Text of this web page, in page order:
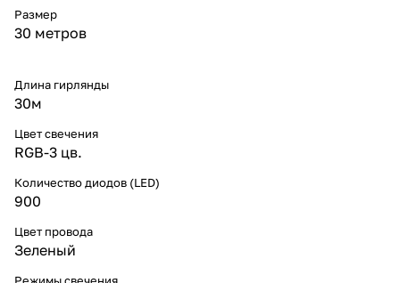
декорации.
* Фасадные конструкции и
и на площадях.
* Коммерческие объекты:
* Зелёный кабель
гармонирует с хвойными
композициями.
Почему выбирают «Леон-Лайт»
* Профессиональные
гирлянды, рассчитанные на
российский климат.
* Сертифицированный
продукт с гарантией от 12
месяцев.
Размер
30 метров
Длина гирлянды
30м
Цвет свечения
RGB-3 цв.
Количество диодов (LED)
900
Цвет провода
Зеленый